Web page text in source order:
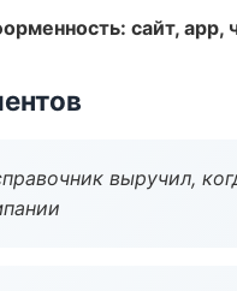
сайт, app,
выручил,